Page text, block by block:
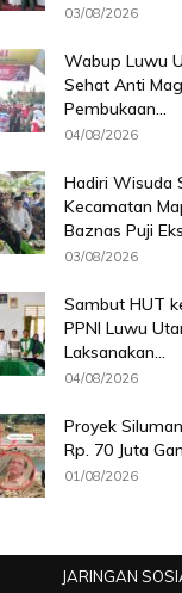
03/08/2026
Wabup Luwu
Sehat Anti
Pembukaan...
04/08/2026
Hadiri Wisuda
Kecamatan
Baznas Puji
03/08/2026
Sambut HUT
PPNI Luwu
Laksanakan...
04/08/2026
Proyek
Rp. 70 Juta
01/08/2026
JARINGAN